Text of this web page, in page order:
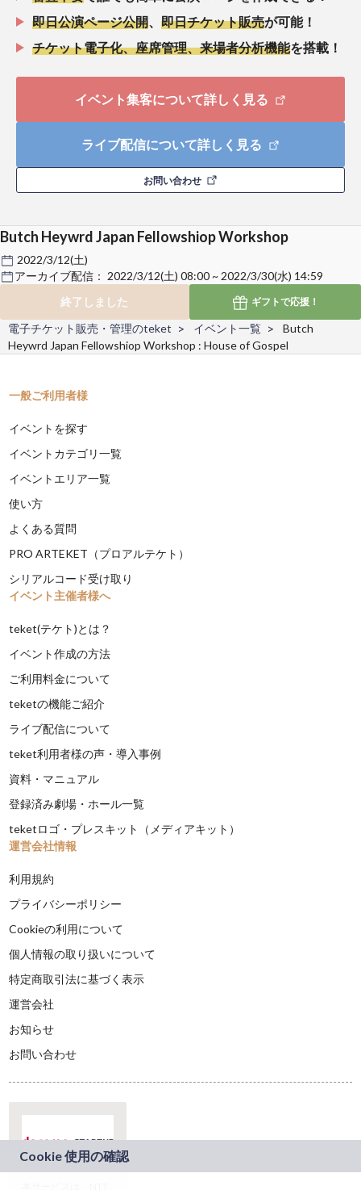
即日公演ページ公開
即日チケット販売が可能！
チケット電子化、座席管理、来場者分析機能を搭載！
イベント集客について詳しく見る
ライブ配信について詳しく見る
お問い合わせ
Butch Heywrd Japan Fellowshiop Workshop
2022/3/12(土)
アーカイブ配信： 2022/3/12(土) 08:00 ~ 2022/3/30(水) 14:59
終了しました
ギフトで応援！
電子チケット販売・管理のteket イベント一覧
Butch
Heywrd Japan Fellowshiop Workshop : House of Gospel
一般ご利用者様
イベントを探す
イベントカテゴリ一覧
イベントエリア一覧
使い方
よくある質問
PRO ARTEKET（プロアルテケト）
シリアルコード受け取り
イベント主催者様へ
teket(テケト)とは？
イベント作成の方法
ご利用料金について
teketの機能ご紹介
ライブ配信について
teket利用者様の声・導入事例
資料・マニュアル
登録済み劇場・ホール一覧
teketロゴ・プレスキット（メディアキット）
運営会社情報
利用規約
プライバシーポリシー
Cookieの利用について
個人情報の取り扱いについて
特定商取引法に基づく表示
運営会社
お知らせ
お問い合わせ